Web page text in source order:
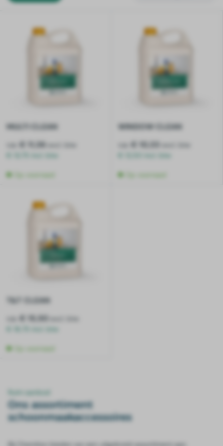
MULTI CLEAN
v.a.
€ 11,36
WINDOW CLEAN
v.a.
€ 10,33
T&T CLEAN
v.a.
€ 15,50
Ruim aanbod
Ons assortiment
schoonmaakaccessoires